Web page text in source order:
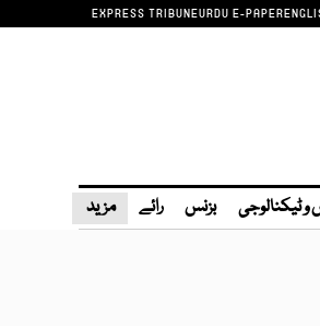
EXPRESS TRIBUNEURDU E-PAPER
ٹیکنالوجی بزنس رائے مزید